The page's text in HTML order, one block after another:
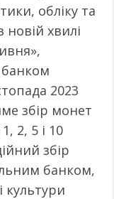
обліку та
новій хвилі
банком
2023
збір монет
2, 5 і 10
збір
банком,
культури